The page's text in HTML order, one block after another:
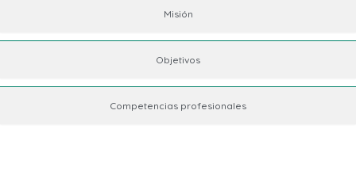
Misión
Objetivos
Competencias profesionales